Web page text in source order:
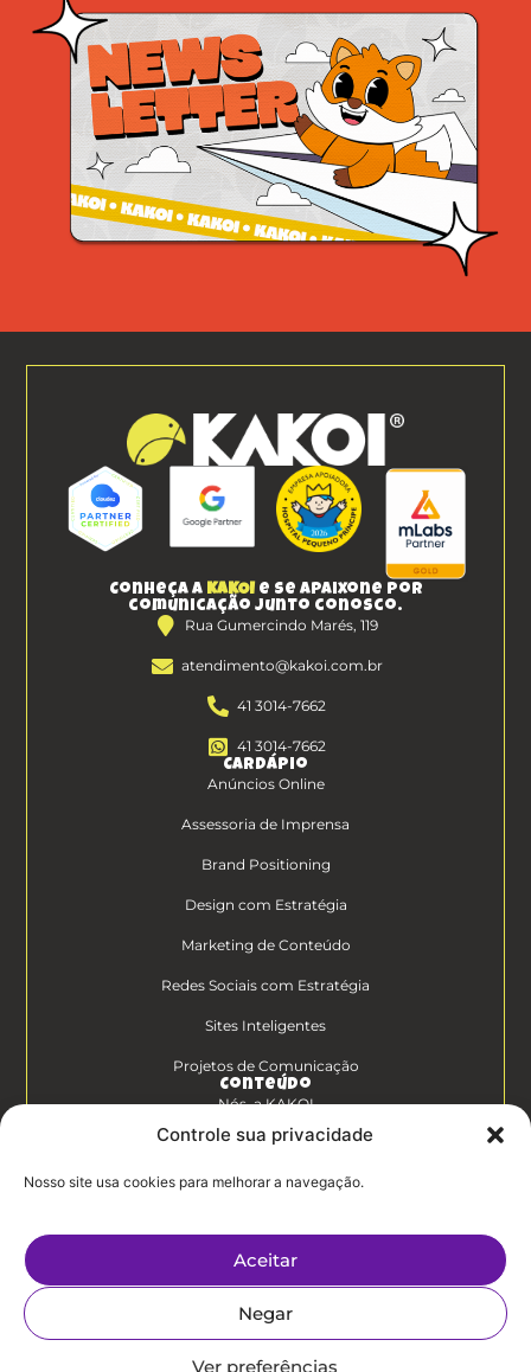
Controle sua privacidade
Nosso site usa cookies para melhorar a navegação.
Aceitar
Negar
Ver preferências
Conheça a KAKOI e se apaixone por
comunicação junto conosco.
Rua Gumercindo Marés, 119
atendimento@kakoi.com.br
41 3014-7662
41 3014-7662
Cardápio
Anúncios Online
Assessoria de Imprensa
Brand Positioning
Design com Estratégia
Marketing de Conteúdo
Redes Sociais com Estratégia
Sites Inteligentes
Projetos de Comunicação
Conteúdo
Nós, a KAKOI
Diferenciais Clientes KAKOI
KAKOICast
Trabalhe Conosco
Politíca de